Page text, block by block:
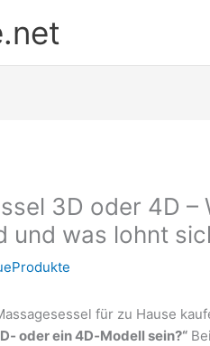
3D oder 4D –
und was lohnt
für zu Hause
oder ein 4D‑Modell sein?“